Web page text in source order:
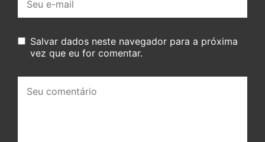
mail:
Salvar dados neste navegador para a próxima
vez que eu for comentar.
comentário: